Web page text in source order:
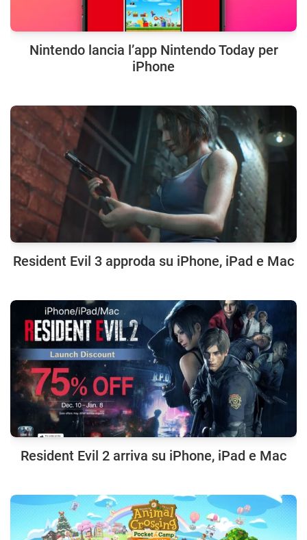
Nintendo lancia l’app Nintendo Today per
iPhone
Resident Evil 3 approda su iPhone, iPad e Mac
Resident Evil 2 arriva su iPhone, iPad e Mac